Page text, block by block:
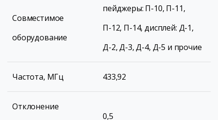
Совместимое
оборудование
пейджеры: П-10, П-11,
П-12, П-14, дисплей: Д-1,
Д-2, Д-3, Д-4, Д-5 и прочие
Частота, МГц 433,92
Отклонение
0,5